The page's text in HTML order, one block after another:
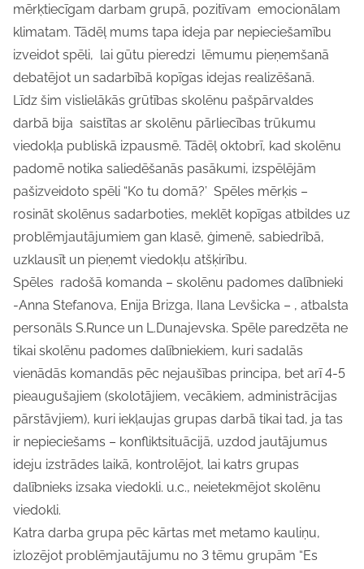
mērķtiecīgam darbam grupā, pozitīvam emocionālam
klimatam. Tādēļ mums tapa ideja par nepieciešamību
izveidot spēli, lai gūtu pieredzi lēmumu pieņemšanā
debatējot un sadarbībā kopīgas idejas realizēšanā.
Līdz šim vislielākās grūtības skolēnu pašpārvaldes
darbā bija saistītas ar skolēnu pārliecības trūkumu
viedokļa publiskā izpausmē. Tādēļ oktobrī, kad skolēnu
padomē notika saliedēšanās pasākumi, izspēlējām
pašizveidoto spēli “Ko tu domā?’ Spēles mērķis –
rosināt skolēnus sadarboties, meklēt kopīgas atbildes uz
problēmjautājumiem gan klasē, ģimenē, sabiedrībā,
uzklausīt un pieņemt viedokļu atšķirību.
Spēles radošā komanda – skolēnu padomes dalībnieki
-Anna Stefanova, Enija Brizga, Ilana Levšicka – , atbalsta
personāls S.Runce un L.Dunajevska. Spēle paredzēta ne
tikai skolēnu padomes dalībniekiem, kuri sadalās
vienādās komandās pēc nejaušības principa, bet arī 4-5
pieaugušajiem (skolotājiem, vecākiem, administrācijas
pārstāvjiem), kuri iekļaujas grupas darbā tikai tad, ja tas
ir nepieciešams – konfliktsituācijā, uzdod jautājumus
ideju izstrādes laikā, kontrolējot, lai katrs grupas
dalībnieks izsaka viedokli. u.c., neietekmējot skolēnu
viedokli.
Katra darba grupa pēc kārtas met metamo kauliņu,
izlozējot problēmjautājumu no 3 tēmu grupām “Es